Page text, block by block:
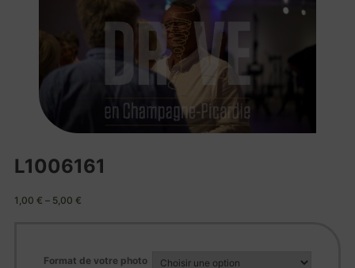
L1006161
1,00 € – 5,00 €
Format de votre photo